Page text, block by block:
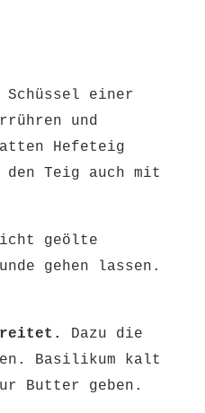
Schüssel einer
und
Hefeteig
den Teig auch mit
geölte
gehen lassen.
Dazu die
Basilikum kalt
Butter geben.